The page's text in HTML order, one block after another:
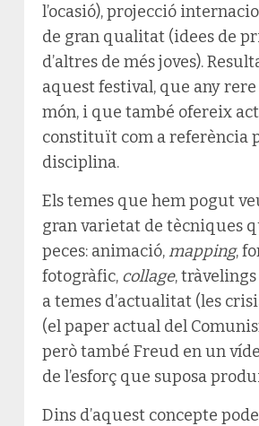
l’ocasió), projecció
de gran qualitat (idees de
d’altres de més joves).
aquest festival, que any
món, i que també ofereix
constituït com a referència
disciplina.
Els temes que hem pogut
gran varietat de tècniques
peces: animació,mapping,
fotogràfic, collage,
a temes d’actualitat (les
(el paper actual del
però també Freud en un
de l’esforç que suposa
Dins d’aquest concepte